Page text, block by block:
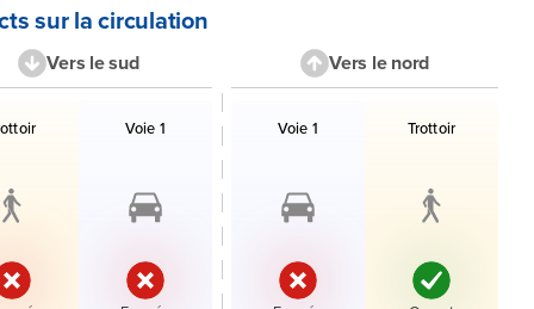
sur la circulation
Vers le sud
voies et accès en direction le sud avec leur état.
Voie 1
État :
État :
Vers le nord
Voie 1
État :
Trottoir
État :